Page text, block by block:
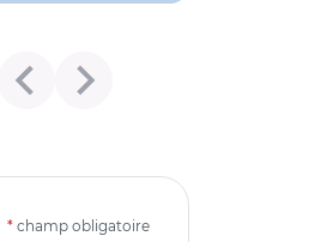
* champ obligatoire